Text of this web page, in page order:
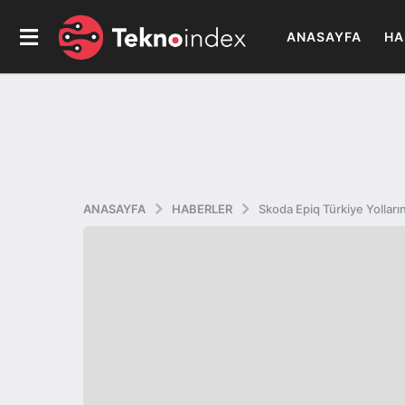
ANASAYFA
ANASAYFA HABERLER Skoda Epiq Türkiye